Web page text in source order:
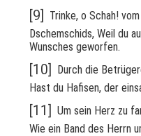
[9] Trinke, o Schah!
Dschemschids, Weil du
Wunsches geworfen.
[10] Durch die
Hast du Hafisen, der
[11] Um sein Herz zu
Wie ein Band des Herrn